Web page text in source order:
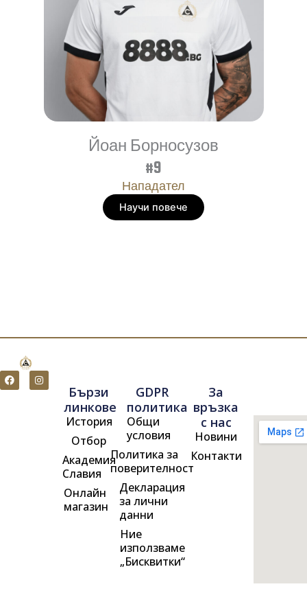
Йоан Борносузов
#9
Нападател
Научи повече
F
a
c
I
n
s
Бързи
линкове
История
Отбор
Академия
Славия
Онлайн
магазин
GDPR
политика
Общи
условия
Политика за
поверителност
Декларация
за лични
данни
Ние
използваме
„Бисквитки“
За
връзка
с нас
Новини
Контакти